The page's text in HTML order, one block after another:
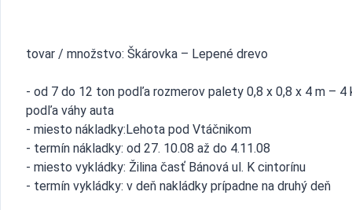
tovar / množstvo: Škárovka – Lepené drevo
- od 7 do 12 ton podľa rozmerov palety 0,8 x 0,8 x 4 m – 4
podľa váhy auta
- miesto nákladky:Lehota pod Vtáčnikom
- termín nákladky: od 27. 10.08 až do 4.11.08
- miesto vykládky: Žilina časť Bánová ul. K cintorínu
- termín vykládky: v deň nakládky prípadne na druhý deň